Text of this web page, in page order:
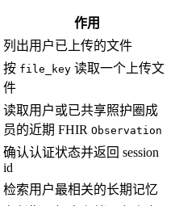
作用
列出用户已上传的文件
按 file_key 读取一个上传文
件
读取用户或已共享照护圈成
员的近期 FHIR Observation
确认认证状态并返回 session
id
检索用户最相关的长期记忆